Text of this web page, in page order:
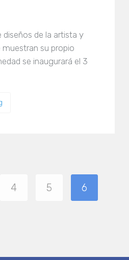
diseños de la artista y
su propio
se inaugurará el 3
4 5 6